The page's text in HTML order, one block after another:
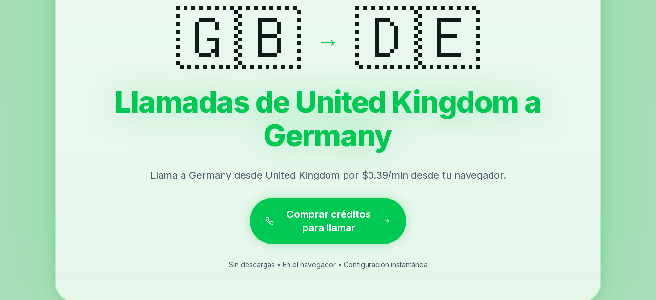
🇬🇧 → 🇩🇪
Llamadas de United Kingdom a
Germany
Llama a Germany desde United Kingdom por $0.39/min desde tu navegador.
Comprar créditos
para llamar
Sin descargas • En el navegador • Configuración instantánea